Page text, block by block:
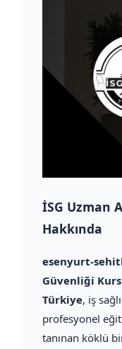
İSG Uzman
Hakkında
esenyurt-
Güvenliği
Türkiye, iş
profesyonel
tanınan köklü